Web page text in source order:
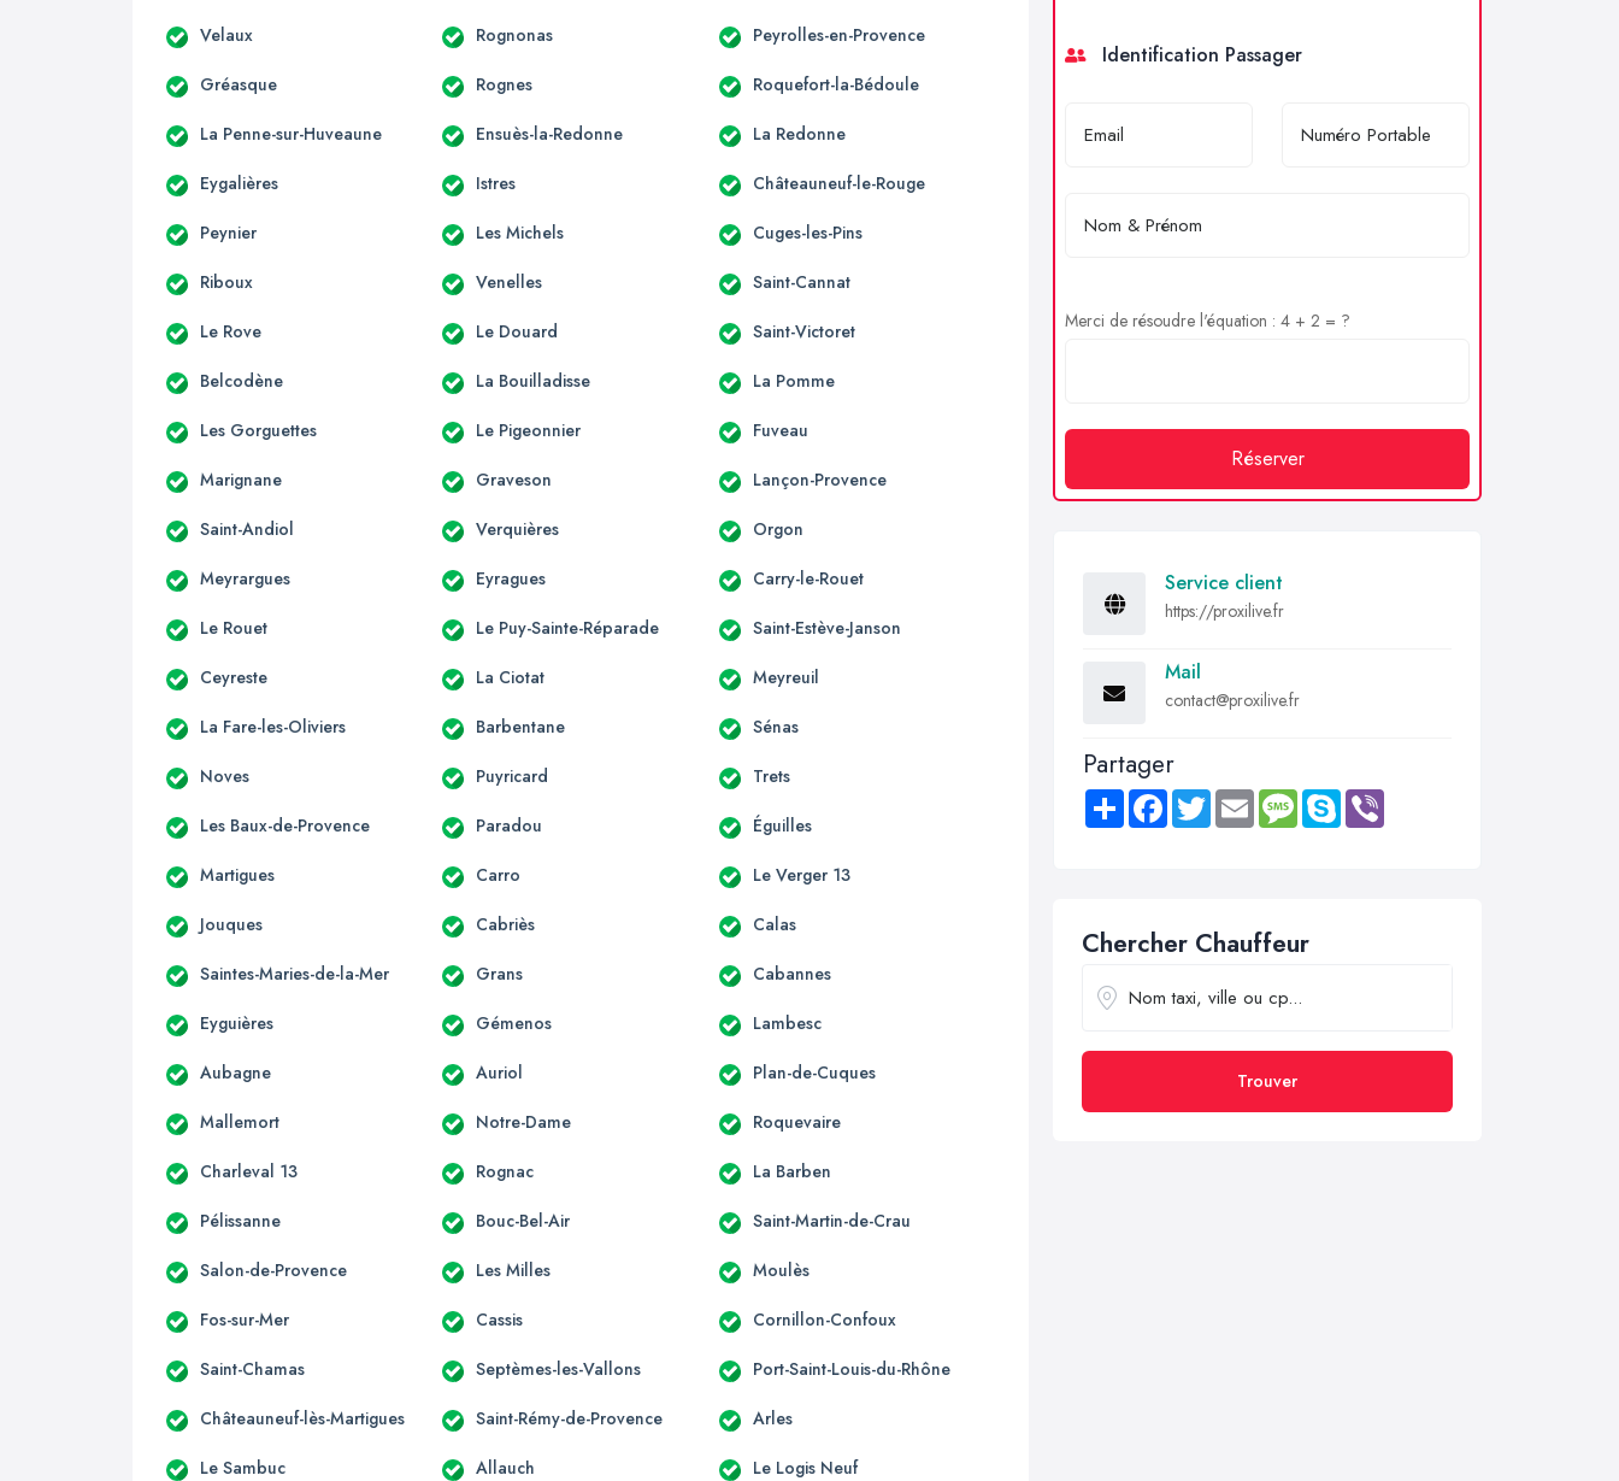
Velaux Rognonas Peyrolles-en-Provence
Gréasque Rognes Roquefort-la-Bédoule
La Penne-sur-Huveaune Ensuès-la-Redonne La Redonne
Eygalières Istres Châteauneuf-le-Rouge
Peynier Les Michels Cuges-les-Pins
Riboux Venelles Saint-Cannat
Le Rove Le Douard Saint-Victoret
Belcodène La Bouilladisse La Pomme
Les Gorguettes Le Pigeonnier Fuveau
Marignane Graveson Lançon-Provence
Saint-Andiol Verquières Orgon
Meyrargues Eyragues Carry-le-Rouet
Le Rouet Le Puy-Sainte-Réparade Saint-Estève-Janson
Ceyreste La Ciotat Meyreuil
La Fare-les-Oliviers Barbentane Sénas
Noves Puyricard Trets
Les Baux-de-Provence Paradou Éguilles
Martigues Carro Le Verger 13
Jouques Cabriès Calas
Saintes-Maries-de-la-Mer Grans Cabannes
Eyguières Gémenos Lambesc
Aubagne Auriol Plan-de-Cuques
Mallemort Notre-Dame Roquevaire
Charleval 13 Rognac La Barben
Pélissanne Bouc-Bel-Air Saint-Martin-de-Crau
Salon-de-Provence Les Milles Moulès
Fos-sur-Mer Cassis Cornillon-Confoux
Saint-Chamas Septèmes-les-Vallons Port-Saint-Louis-du-Rhône
Châteauneuf-lès-Martigues Saint-Rémy-de-Provence Arles
Le Sambuc Allauch Le Logis Neuf
Identification Passager
Merci de résoudre l'équation : 4 + 2 = ?
Réserver
Service client
https://proxilive.fr
Mail
contact@proxilive.fr
Partager
Share FacebookTwitter Email MessageSkype
Chercher Chauffeur
Trouver